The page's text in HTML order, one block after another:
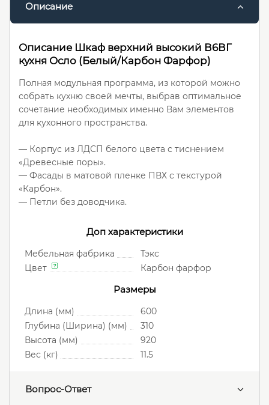
Описание
Описание Шкаф верхний высокий В6ВГ
кухня Осло (Белый/Карбон Фарфор)
Полная модульная программа, из которой можно
собрать кухню своей мечты, выбрав оптимальное
сочетание необходимых именно Вам элементов
для кухонного пространства.
— Корпус из ЛДСП белого цвета с тиснением
«Древесные поры».
— Фасады в матовой пленке ПВХ с текстурой
«Карбон».
— Петли без доводчика.
Доп характеристики
Мебельная фабрика
Тэкс
Цвет
Карбон фарфор
Размеры
Длина (мм)
600
Глубина (Ширина) (мм)
310
Высота (мм)
920
Вес (кг)
11.5
Вопрос-Ответ